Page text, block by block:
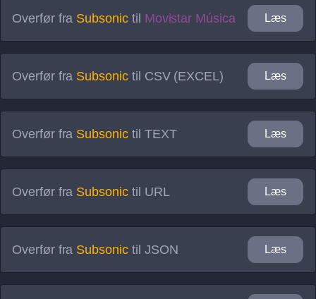
Overfør fra Subsonictil Movistar Música Læs
Overfør fra Subsonictil CSV (EXCEL) Læs
Overfør fra Subsonictil TEXT Læs
Overfør fra Subsonictil URL Læs
Overfør fra Subsonictil JSON Læs